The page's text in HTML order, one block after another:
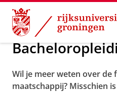
Skip
Content
Skip
Navigation
Wil je meer weten over
maatschappij? Misschien